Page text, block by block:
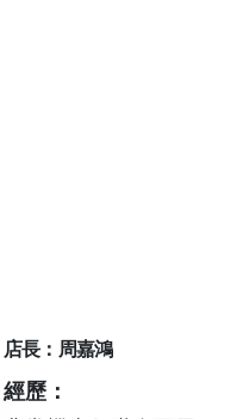
店長：周嘉鴻
經歷：